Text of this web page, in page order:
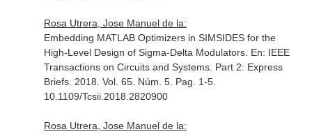
Rosa Utrera, Jose Manuel de la:
Embedding MATLAB Optimizers in SIMSIDES for the
High-Level Design of Sigma-Delta Modulators. En: IEEE
Transactions on Circuits and Systems. Part 2: Express
Briefs. 2018. Vol. 65. Núm. 5. Pag. 1-5.
10.1109/Tcsii.2018.2820900
Rosa Utrera, Jose Manuel de la: